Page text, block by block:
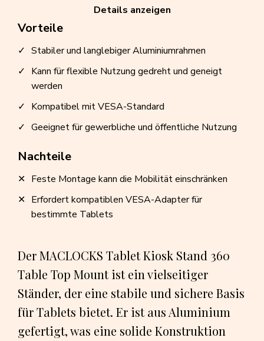
Der MACLOCKS Tablet Kiosk Stand 360
Table Top Mount ist ein vielseitiger
Ständer, der eine stabile und sichere Basis
für Tablets bietet. Er ist aus Aluminium
gefertigt, was eine solide Konstruktion
Vorteile
Stabiler und langlebiger Aluminiumrahmen
Kann für flexible Nutzung gedreht und geneigt
werden
Kompatibel mit VESA-Standard
Geeignet für gewerbliche und öffentliche Nutzung
Nachteile
Feste Montage kann die Mobilität einschränken
Erfordert kompatiblen VESA-Adapter für
bestimmte Tablets
Details anzeigen